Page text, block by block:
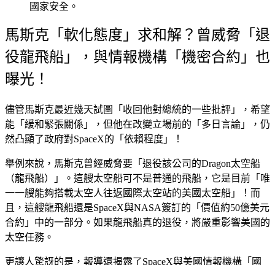
國家安全。
馬斯克「軟化態度」求和解？曾威脅「退
役龍飛船」，與情報機構「機密合約」也
曝光！
儘管馬斯克最近幾天試圖「 收回他對總統的一些批評 」，希望
能「 緩和緊張關係 」，但他在改變立場前的「 多日言論 」，仍
然凸顯了政府對SpaceX的「 依賴程度 」！
舉例來說，馬斯克曾經威脅要「 退役該公司的Dragon太空船
（龍飛船）
」。這艘太空船可不是普通的飛船，它是目前「 唯
一一艘能夠搭載太空人往返國際太空站的美國太空船 」！而
且，這艘龍飛船還是SpaceX與NASA簽訂的「 價值約50億美元
合約 」中的一部分。如果龍飛船真的退役，將嚴重影響美國的
太空任務。
更讓人驚訝的是，報導還揭露了SpaceX與美國情報機構「 國